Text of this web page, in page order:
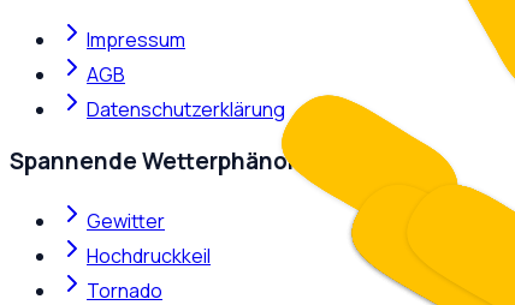
Impressum
AGB
Datenschutzerklärung
Spannende Wetterphänomene
Gewitter
Hochdruckkeil
Tornado